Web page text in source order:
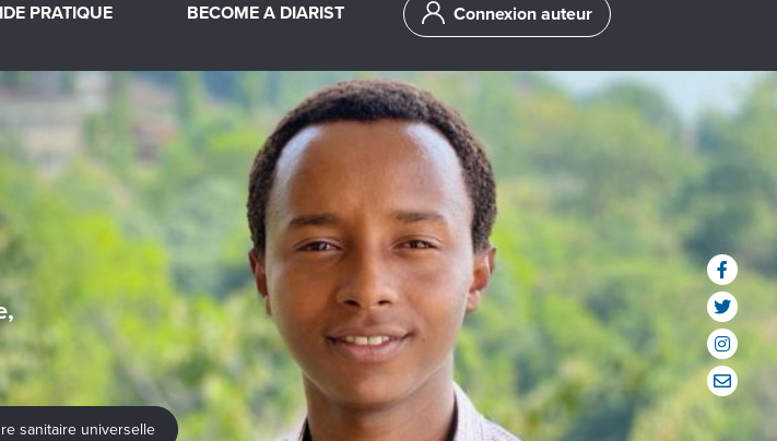
PRATIQUE BECOME A DIARIST Connexion auteur
sanitaire universelle